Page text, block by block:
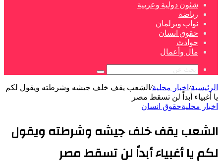
شئون دولية وعربية
رياضة
نواب وبرلمان
حقوق انسان
حوادث
مال وأعمال
بحث
الرئيسية/ اخبار محلية/ الشعب يقف خلف جيشه وشرطته ويقول لكم
يا أغبياء أبداً لن تسقط مصر
اخبار محليةحقوق انسان
الشعب يقف خلف جيشه وشرطته ويقول
لكم يا أغبياء أبداً لن تسقط مصر